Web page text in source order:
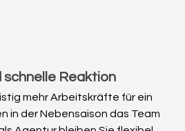
schnelle Reaktion
mehr Arbeitskräfte für ein
in der Nebensaison das Team